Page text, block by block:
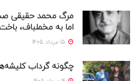
مرگ محمد حقیقی
اما به مخملباف، باخت
چگونه گرداب